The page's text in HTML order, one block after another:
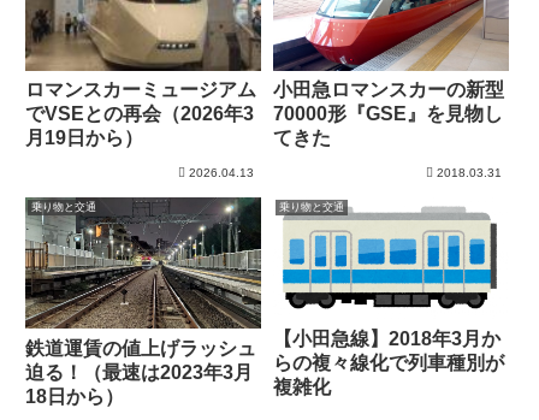
ロマンスカーミュージアム
でVSEとの再会（2026年3
月19日から）
2026.04.13
小田急ロマンスカーの新型
70000形『GSE』を見物し
てきた
2018.03.31
乗り物と交通
鉄道運賃の値上げラッシュ
迫る！（最速は2023年3月
18日から）
乗り物と交通
【小田急線】2018年3月か
らの複々線化で列車種別が
複雑化